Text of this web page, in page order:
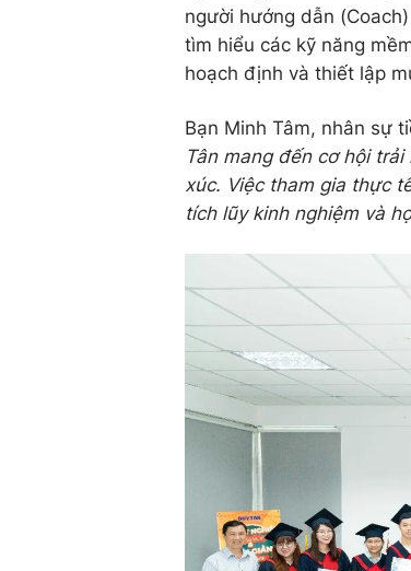
người hướng dẫn
tìm hiểu các kỹ năng
hoạch định và thiết lập
Bạn Minh Tâm, nhân sự
Tân mang đến cơ hội
xúc. Việc tham gia thực
tích lũy kinh nghiệm và